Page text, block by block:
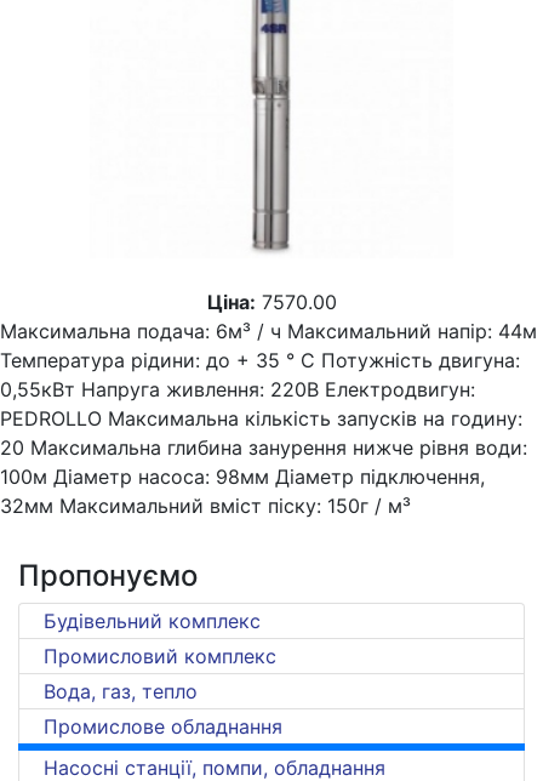
Ціна: 7570.00
Максимальна подача: 6м³ / ч Максимальний напір: 44м
Температура рідини: до + 35 ° С Потужність двигуна:
0,55кВт Напруга живлення: 220В Електродвигун:
PEDROLLO Максимальна кількість запусків на годину:
20 Максимальна глибина занурення нижче рівня води:
100м Діаметр насоса: 98мм Діаметр підключення,
32мм Максимальний вміст піску: 150г / м³
Пропонуємо
Будівельний комплекс
Промисловий комплекс
Вода, газ, тепло
Промислове обладнання
Насосні станції, помпи, обладнання